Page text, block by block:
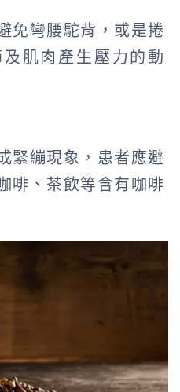
免彎腰駝背，或是捲
肌肉產生壓力的動
緊繃現象，患者應避
啡、茶飲等含有咖啡